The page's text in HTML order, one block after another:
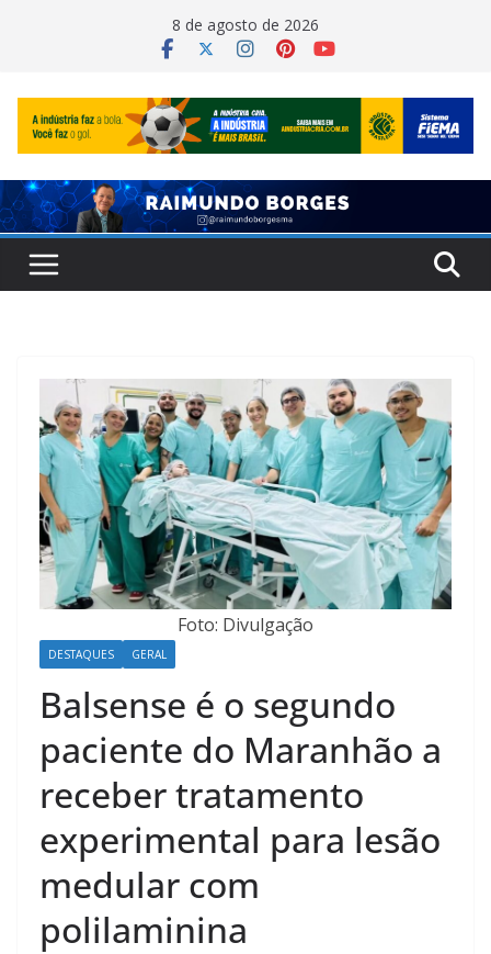
8 de agosto de 2026
Foto: Divulgação
DESTAQUES GERAL
Balsense é o segundo
paciente do Maranhão a
receber tratamento
experimental para lesão
medular com
polilaminina